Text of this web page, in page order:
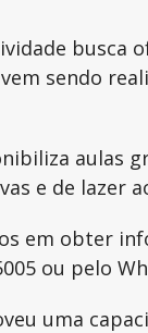
sendo
aulas
e de lazer
em obter
ou pelo
uma